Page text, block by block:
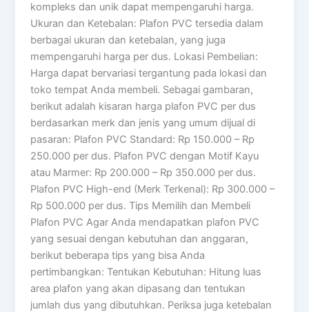
kompleks dan unik dapat mempengaruhi harga.
Ukuran dan Ketebalan: Plafon PVC tersedia dalam
berbagai ukuran dan ketebalan, yang juga
mempengaruhi harga per dus. Lokasi Pembelian:
Harga dapat bervariasi tergantung pada lokasi dan
toko tempat Anda membeli. Sebagai gambaran,
berikut adalah kisaran harga plafon PVC per dus
berdasarkan merk dan jenis yang umum dijual di
pasaran: Plafon PVC Standard: Rp 150.000 – Rp
250.000 per dus. Plafon PVC dengan Motif Kayu
atau Marmer: Rp 200.000 – Rp 350.000 per dus.
Plafon PVC High-end (Merk Terkenal): Rp 300.000 –
Rp 500.000 per dus. Tips Memilih dan Membeli
Plafon PVC Agar Anda mendapatkan plafon PVC
yang sesuai dengan kebutuhan dan anggaran,
berikut beberapa tips yang bisa Anda
pertimbangkan: Tentukan Kebutuhan: Hitung luas
area plafon yang akan dipasang dan tentukan
jumlah dus yang dibutuhkan. Periksa juga ketebalan